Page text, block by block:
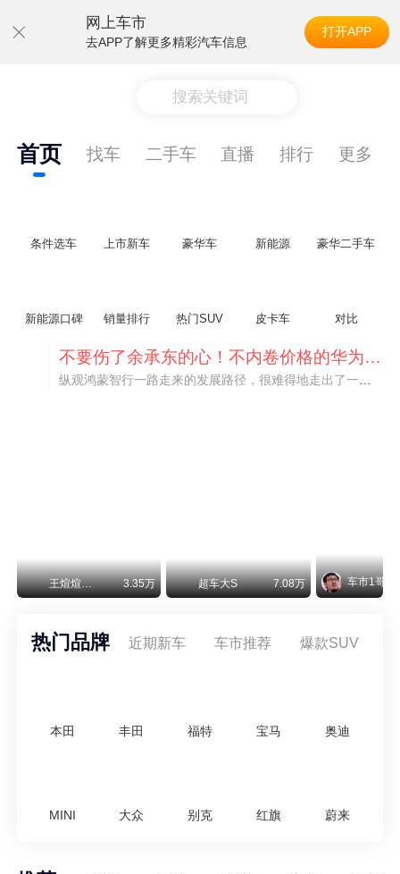
网上车市
去APP了解更多精彩汽车信息
打开APP
搜索关键词
首页 找车 二手车 直播 排行 更多
条件选车 上市新车 豪华车 新能源 豪华二手车
新能源口碑 销量排行 热门SUV 皮卡车 对比
不要伤了余承东的心！不内卷价格的华为，弥足珍贵！
王煊煊的爱车日记 3.35万 超车大S 7.08万 车市1哥
热门品牌 近期新车 车市推荐 爆款SUV
本田 丰田 福特 宝马 奥迪
MINI 大众 别克 红旗 蔚来